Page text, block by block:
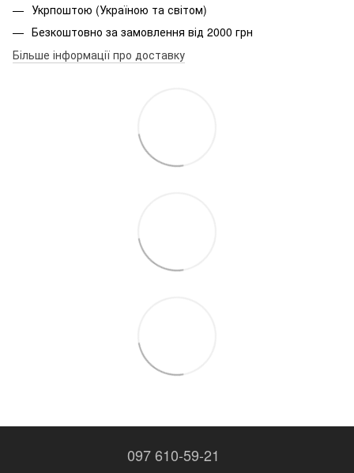
Укрпоштою (Україною та світом)
Безкоштовно за замовлення від 2000 грн
Більше інформації про доставку
097 610-59-21